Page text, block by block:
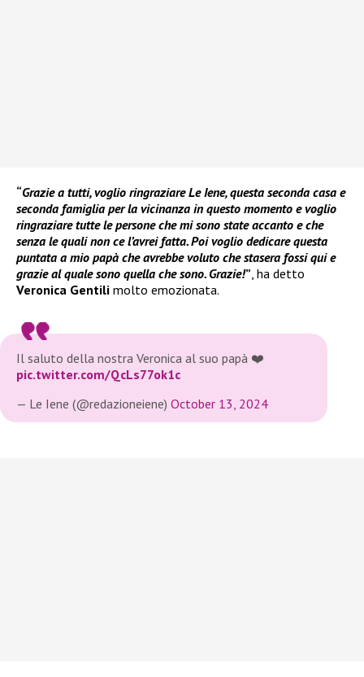
“Grazie a tutti, voglio ringraziare Le Iene, questa seconda casa e
seconda famiglia per la vicinanza in questo momento e voglio
ringraziare tutte le persone che mi sono state accanto e che
senza le quali non ce l’avrei fatta. Poi voglio dedicare questa
puntata a mio papà che avrebbe voluto che stasera fossi qui e
grazie al quale sono quella che sono. Grazie!”, ha detto
Veronica Gentili molto emozionata.
Il saluto della nostra Veronica al suo papà ❤️
pic.twitter.com/QcLs77ok1c
— Le Iene (@redazioneiene) October 13, 2024